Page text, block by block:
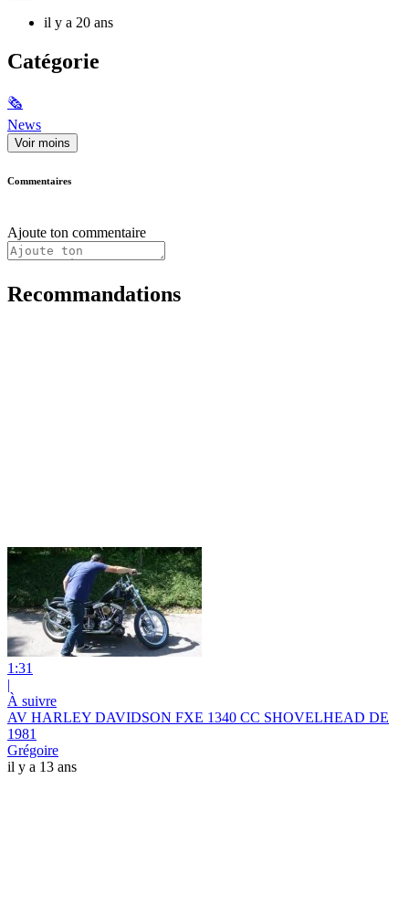
il y a 20 ans
Catégorie
🗞
News
Voir moins
Commentaires
Ajoute ton commentaire
Recommandations
1:31
|
À suivre
AV HARLEY DAVIDSON FXE 1340 CC SHOVELHEAD DE
1981
Grégoire
il y a 13 ans